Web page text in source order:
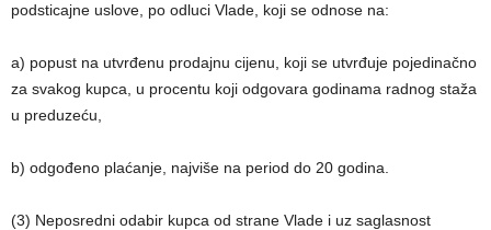
podsticajne uslove, po odluci Vlade, koji se odnose na:
a) popust na utvrđenu prodajnu cijenu, koji se utvrđuje pojedinačno
za svakog kupca, u procentu koji odgovara godinama radnog staža
u preduzeću,
b) odgođeno plaćanje, najviše na period do 20 godina.
(3) Neposredni odabir kupca od strane Vlade i uz saglasnost